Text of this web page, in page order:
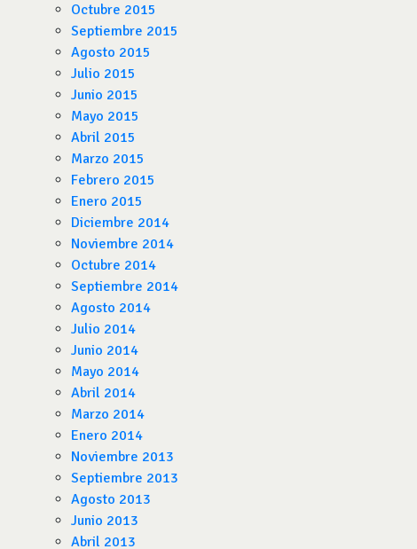
Octubre 2015
Septiembre 2015
Agosto 2015
Julio 2015
Junio 2015
Mayo 2015
Abril 2015
Marzo 2015
Febrero 2015
Enero 2015
Diciembre 2014
Noviembre 2014
Octubre 2014
Septiembre 2014
Agosto 2014
Julio 2014
Junio 2014
Mayo 2014
Abril 2014
Marzo 2014
Enero 2014
Noviembre 2013
Septiembre 2013
Agosto 2013
Junio 2013
Abril 2013